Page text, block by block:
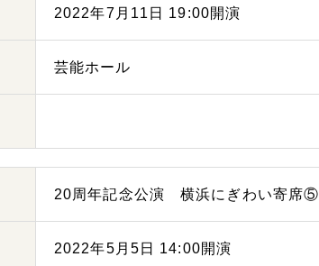
2022年7月11日 19:00開演
芸能ホール
20周年記念公演 横浜にぎわい寄席⑤
2022年5月5日 14:00開演